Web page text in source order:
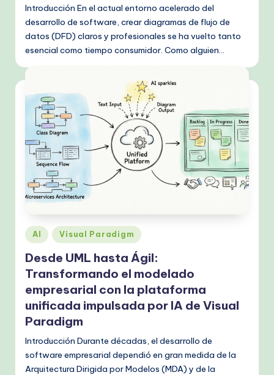
d
s
Introducción En el actual entorno acelerado del
desarrollo de software, crear diagramas de flujo de
datos (DFD) claros y profesionales se ha vuelto tanto
esencial como tiempo consumidor. Como alguien…
Publicado
en
AI Visual Paradigm
Desde UML hasta Ágil:
Transformando el modelado
empresarial con la plataforma
unificada impulsada por IA de Visual
Paradigm
Introducción Durante décadas, el desarrollo de
software empresarial dependió en gran medida de la
Arquitectura Dirigida por Modelos (MDA) y de la